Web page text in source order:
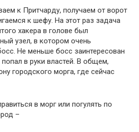
к Притчарду, получаем от ворот
к шефу. На этот раз задача
хакера в голове был
узел, в котором очень
Не меньше босс заинтересован
в руки властей. В общем,
городского морга, где сейчас
в морг или погулять по
–